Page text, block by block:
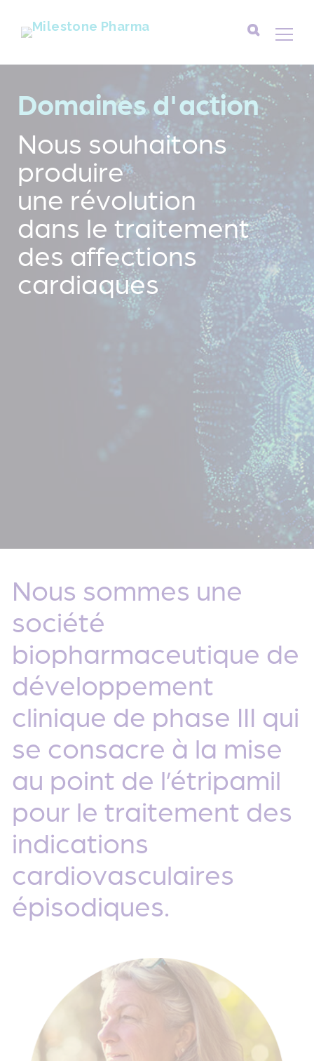
Rechercher :
Domaines d'action
Nous souhaitons
produire
une révolution
dans le traitement
des affections
cardiaques
Nous sommes une
société
biopharmaceutique de
développement
clinique de phase III qui
se consacre à la mise
au point de l’étripamil
pour le traitement des
indications
cardiovasculaires
épisodiques.